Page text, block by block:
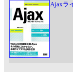
Ajaxラ